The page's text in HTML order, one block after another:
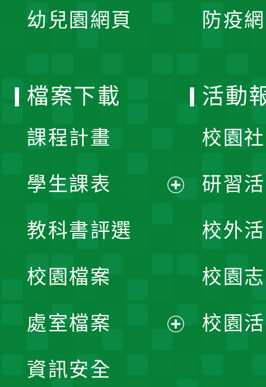
幼兒園網頁 防疫
檔案下載
課程計畫
學生課表
單
教科書評選
校園檔案
處室檔案
資訊安全
活動
校園
研習
校外
校園
校園